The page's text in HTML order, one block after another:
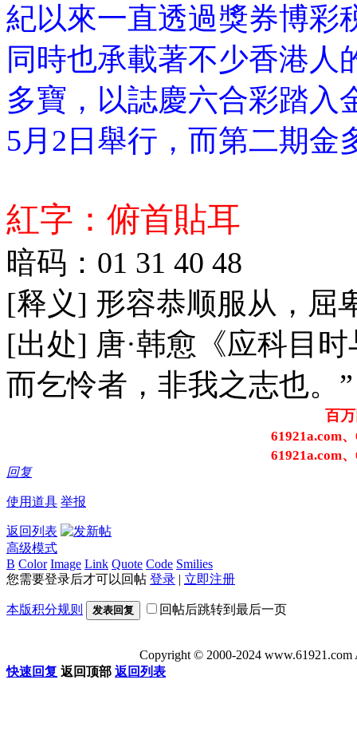
紀以來一直透過獎券博彩
同時也承載著不少香港人
多寶，以誌慶六合彩踏入
5月2日舉行，而第二期金
紅字：俯首貼耳
暗码：01 31 40 48
[释义] 形容恭顺服从，屈
[出处] 唐·韩愈《应科目
而乞怜者，非我之志也。”
百
61921a.com
61921a.com
回复
使用道具 举报
返回列表
高级模式
B Color Image Link Quote Code Smilies
您需要登录后才可以回帖 登录 | 立即注册
本版积分规则 发表回复 回帖后跳转到最后一页
Copyright © 2000-2024
快速回复 返回顶部 返回列表